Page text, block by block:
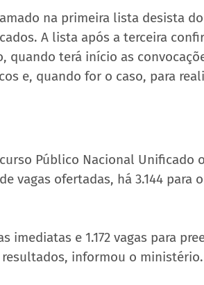
na primeira lista desista
A lista após a terceira
quando terá início as
e, quando for o caso, para
Público Nacional Unificado
vagas ofertadas, há 3.144 para
imediatas e 1.172 vagas para
informou o ministério.